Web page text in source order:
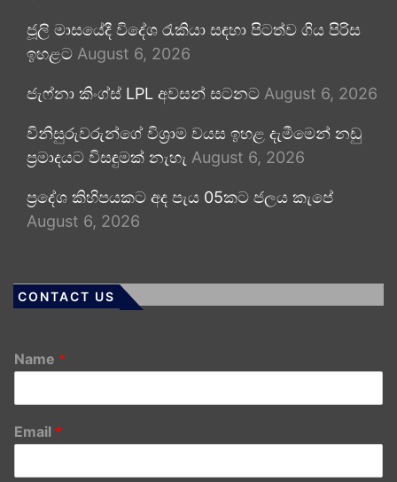
ජූලි මාසයේදී විදේශ රැකියා සඳහා පිටත්ව ගිය පිරිස
ඉහළට August 6, 2026
ජැෆ්නා කිංග්ස් LPL අවසන් සටනට August 6, 2026
විනිසුරුවරුන්ගේ විශ්‍රාම වයස ඉහළ දැමීමෙන් නඩු
ප්‍රමාදයට විසඳුමක් නැහැ August 6, 2026
ප්‍රදේශ කිහිපයකට අද පැය 05කට ජලය කැපේ
August 6, 2026
CONTACT US
Name *
Email *